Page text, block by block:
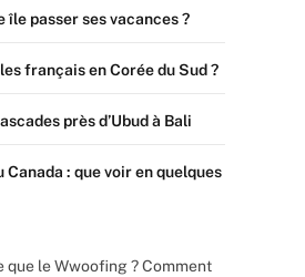
île passer ses vacances ?
français en Corée du Sud ?
près d’Ubud à Bali
: que voir en quelques
que le Wwoofing ? Comment